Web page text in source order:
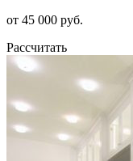
от 45 000 руб.
Рассчитать